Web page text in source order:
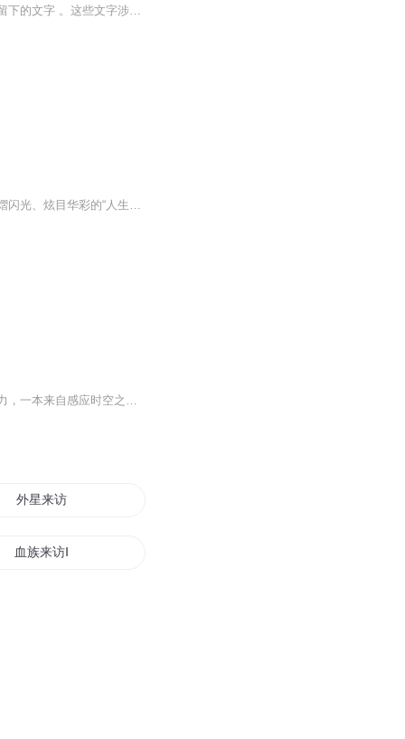
时空是一位经历了多年修行达成最终目的的开悟者，本专辑收录了部分他在修行的过程中所留下的文字 。这些文字涉及到家庭、生活、情感、婚姻、教育、道德、社会、宗教、哲学等许许多多的内容，通过这些文字可以让我们看到各种问题产生的原因，以及我们身处的这个世界的奥秘。
聆听经典，走近大师，让我们一起打开时空之门，穿越时空，去找寻历史长河之中，那些熠熠闪光、炫目华彩的“人生之钻”！
【内容简介】一场诡异莫名的紫色流星雨，让林亦东同时失去了父母，身具未觉醒的时空之力，一本来自感应时空之力而出现在他身旁的时空天书，改变了林亦东这个原本普通男孩的一生……来自天外的神秘超能晶体，以及随之出现的超能武装将让人类拥有更多神奇莫...
外星来访
血族来访Ⅰ